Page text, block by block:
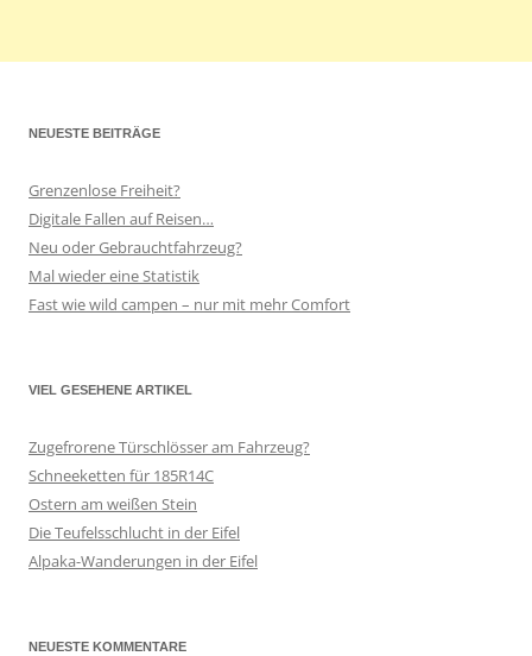
NEUESTE BEITRÄGE
Grenzenlose Freiheit?
Digitale Fallen auf Reisen…
Neu oder Gebrauchtfahrzeug?
Mal wieder eine Statistik
Fast wie wild campen – nur mit mehr Comfort
VIEL GESEHENE ARTIKEL
Zugefrorene Türschlösser am Fahrzeug?
Schneeketten für 185R14C
Ostern am weißen Stein
Die Teufelsschlucht in der Eifel
Alpaka-Wanderungen in der Eifel
NEUESTE KOMMENTARE